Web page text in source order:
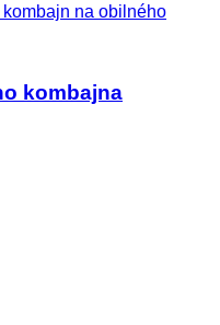
kombajn na obilného
kombajna